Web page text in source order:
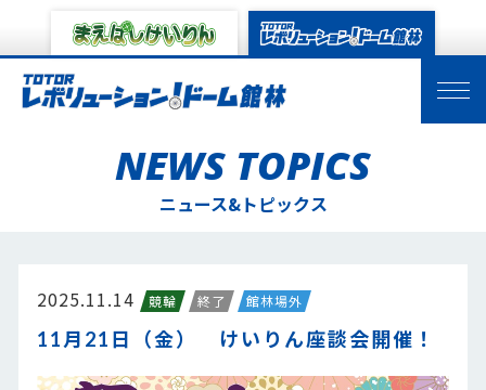
NEWS TOPICS
ニュース&トピックス
2025.11.14 競輪 終了 館林場外
11月21日（金） けいりん座談会開催！